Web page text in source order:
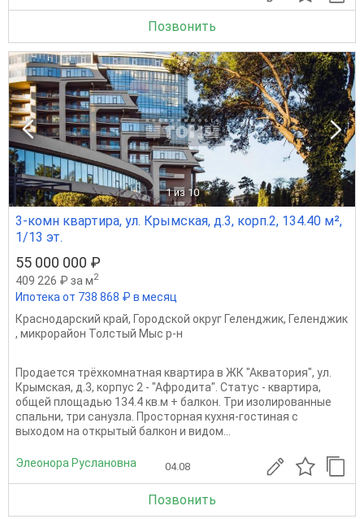
Позвонить
1 из 10
3-комн квартира, ул. Крымская, д.3, корп.2, 134.40 м²,
1/13 эт.
55 000 000 ₽
409 226 ₽ за м2
Ипотека от 738 868 ₽ в месяц
Краснодарский край, Городской округ Геленджик, Геленджик
, микрорайон Толстый Мыс р-н
Продается трёхкомнатная квартира в ЖК "Акватория", ул.
Крымская, д.3, корпус 2 - "Афродита". Статус - квартира,
общей площадью 134.4 кв.м + балкон. Три изолированные
спальни, три санузла. Просторная кухня-гостиная с
выходом на открытый балкон и видом...
Элеонора Руслановна 04.08
Позвонить